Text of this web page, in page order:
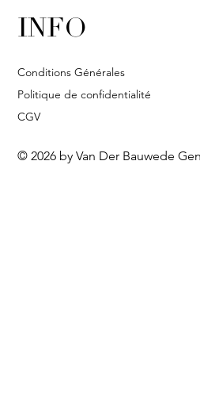
INFO
Conditions Générales
Politique de confidentialité
CGV
© 2026 by Van Der Bauwede